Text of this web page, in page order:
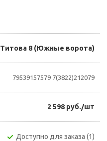
Титова 8 (Южные ворота)
79539157579 7(3822)212079
2 598 руб./шт
Доступно для заказа (1)